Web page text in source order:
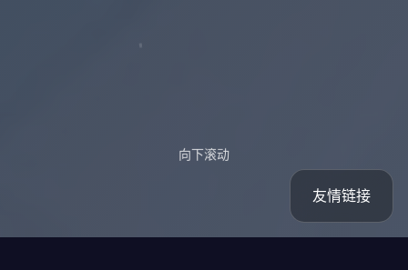
向下滚动
友情链接